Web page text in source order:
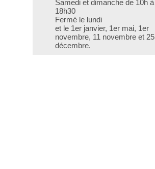
Samedi et dimanche de 10h à
18h30
Fermé le lundi
et le 1er janvier, 1er mai, 1er
novembre, 11 novembre et 25
décembre.